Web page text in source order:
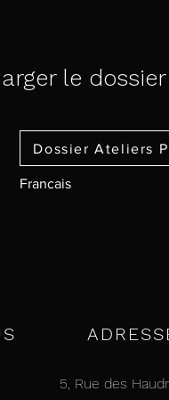
le
Dossier Ateliers
Francais
5, Rue des